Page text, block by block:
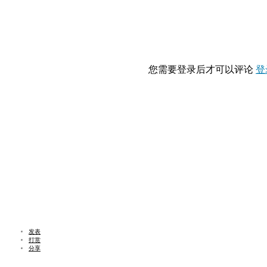
您需要登录后才可以评论 登
发表
打赏
分享